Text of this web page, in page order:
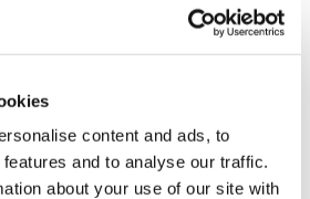
content and ads, to
and to analyse our traffic.
about your use of our site with
mezza pensione a